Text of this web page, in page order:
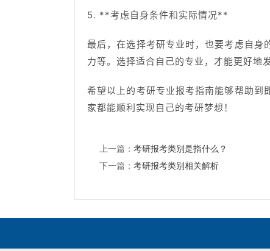
5. **考虑自身条件和实际情况**
最后，在选择考研专业时，也要考虑自身
力等。选择适合自己的专业，才能更好地
希望以上的考研专业报考指南能够帮助到
家都能顺利实现自己的考研梦想！
上一篇： 考研报考类别是指什么？
下一篇： 考研报考类别相关解析